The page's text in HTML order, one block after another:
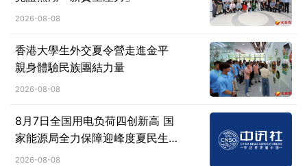
2026-08-08
香港大學生外交夏令營走進金平
親身體驗民族團結力量
2026-08-08
8月7日全国用电负荷四创新高 国
家能源局全力保障迎峰度夏民生用
电
2026-08-08